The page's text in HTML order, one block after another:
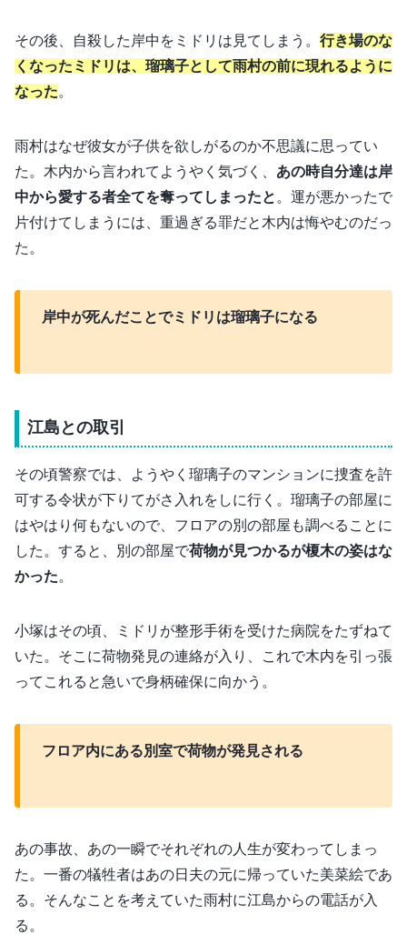
その後、自殺した岸中をミドリは見てしまう。 行き場のな
くなったミドリは、瑠璃子として雨村の前に現れるように
なった。
雨村はなぜ彼女が子供を欲しがるのか不思議に思ってい
た。木内から言われてようやく気づく、 あの時自分達は岸
中から愛する者全てを奪ってしまったと 。運が悪かったで
片付けてしまうには、重過ぎる罪だと木内は悔やむのだっ
た。
岸中が死んだことでミドリは瑠璃子になる
江島との取引
その頃警察では、ようやく瑠璃子のマンションに捜査を許
可する令状が下りてがさ入れをしに行く。瑠璃子の部屋に
はやはり何もないので、フロアの別の部屋も調べることに
した。すると、別の部屋で荷物が見つかるが榎木の姿はな
かった。
小塚はその頃、ミドリが整形手術を受けた病院をたずねて
いた。そこに荷物発見の連絡が入り、これで木内を引っ張
ってこれると急いで身柄確保に向かう。
フロア内にある別室で荷物が発見される
あの事故、あの一瞬でそれぞれの人生が変わってしまっ
た。一番の犠牲者はあの日夫の元に帰っていた美菜絵であ
る。そんなことを考えていた雨村に江島からの電話が入
る。